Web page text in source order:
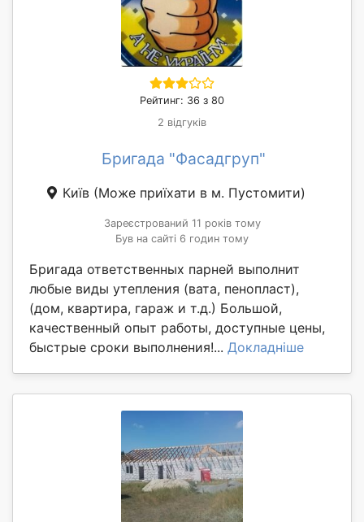
Рейтинг: 36 з 80
2 відгуків
Бригада "Фасадгруп"
Київ (Може приїхати в м. Пустомити)
Зареєстрований 11 років тому
Був на сайті 6 годин тому
Бригада ответственных парней выполнит
любые виды утепления (вата, пенопласт),
(дом, квартира, гараж и т.д.) Большой,
качественный опыт работы, доступные цены,
быстрые сроки выполнения!... Докладніше